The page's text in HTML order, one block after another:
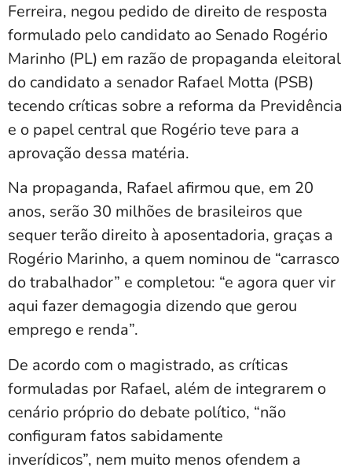
Ferreira, negou pedido de direito de resposta
formulado pelo candidato ao Senado Rogério
Marinho (PL) em razão de propaganda eleitoral
do candidato a senador Rafael Motta (PSB)
tecendo críticas sobre a reforma da Previdência
e o papel central que Rogério teve para a
aprovação dessa matéria.
Na propaganda, Rafael afirmou que, em 20
anos, serão 30 milhões de brasileiros que
sequer terão direito à aposentadoria, graças a
Rogério Marinho, a quem nominou de “carrasco
do trabalhador” e completou: “e agora quer vir
aqui fazer demagogia dizendo que gerou
emprego e renda”.
De acordo com o magistrado, as críticas
formuladas por Rafael, além de integrarem o
cenário próprio do debate político, “não
configuram fatos sabidamente
inverídicos”, nem muito menos ofendem a